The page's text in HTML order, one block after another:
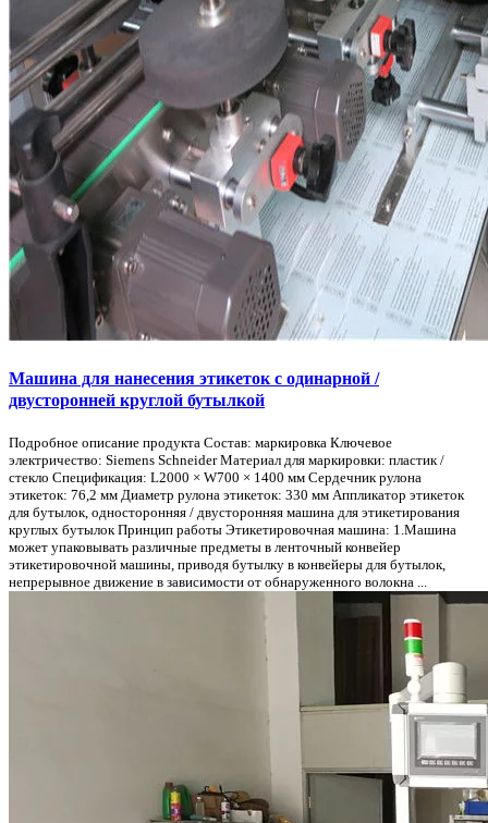
Машина для нанесения этикеток с одинарной /
двусторонней круглой бутылкой
Подробное описание продукта Состав: маркировка Ключевое
электричество: Siemens Schneider Материал для маркировки: пластик /
стекло Спецификация: L2000 × W700 × 1400 мм Сердечник рулона
этикеток: 76,2 мм Диаметр рулона этикеток: 330 мм Аппликатор этикеток
для бутылок, односторонняя / двусторонняя машина для этикетирования
круглых бутылок Принцип работы Этикетировочная машина: 1.Машина
может упаковывать различные предметы в ленточный конвейер
этикетировочной машины, приводя бутылку в конвейеры для бутылок,
непрерывное движение в зависимости от обнаруженного волокна ...